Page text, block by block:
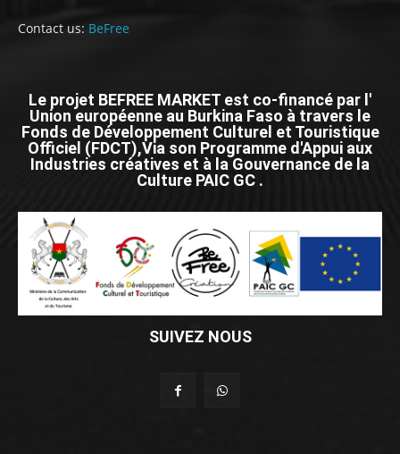
Contact us: BeFree
Le projet BEFREE MARKET est co-financé par l'
Union européenne au Burkina Faso à travers le
Fonds de Développement Culturel et Touristique
Officiel (FDCT),Via son Programme d'Appui aux
Industries créatives et à la Gouvernance de la
Culture PAIC GC .
SUIVEZ NOUS